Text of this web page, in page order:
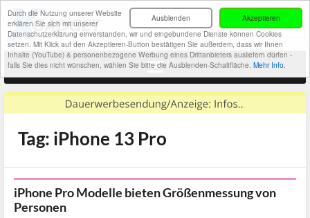
Akzeptieren
Ausblenden
Durch die Nutzung unserer Website
erklären Sie sich mit unserer
Datenschutzerklärung einverstanden, wir und eingebundene Dienste können Cookies
setzen. Mit Klick auf den Akzeptieren-Button bestätigen Sie außerdem, dass wir Ihnen
Inhalte (YouTube) & personenbezogene Werbung eines Drittanbieters ausliefern dürfen -
falls Sie dies nicht wünschen, wählen Sie bitte die Ausblenden-Schaltfläche. Mehr Info.
Tag: iPhone 13 Pro
iPhone Pro Modelle bieten Größenmessung von
Personen